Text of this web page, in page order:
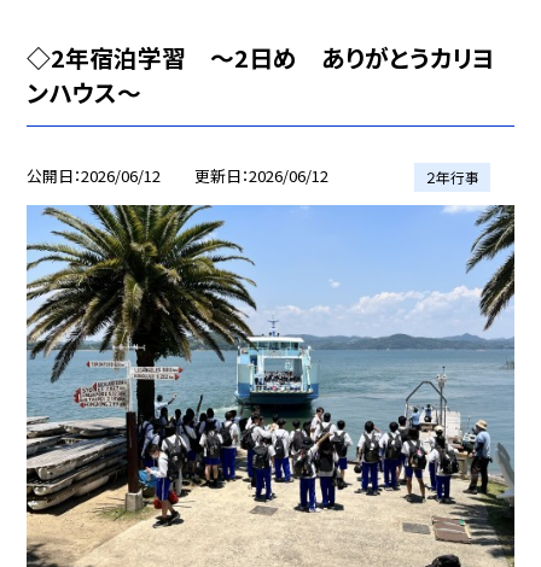
◇2年宿泊学習 〜2日め ありがとうカリヨ
ンハウス〜
公開日 2026/06/12 更新日 2026/06/12 ２年行事